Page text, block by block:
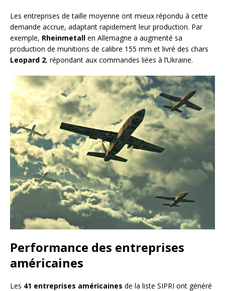
Les entreprises de taille moyenne ont mieux répondu à cette
demande accrue, adaptant rapidement leur production. Par
exemple, Rheinmetall en Allemagne a augmenté sa
production de munitions de calibre 155 mm et livré des chars
Leopard 2, répondant aux commandes liées à l’Ukraine.
Performance des entreprises
américaines
Les 41 entreprises américaines de la liste SIPRI ont généré